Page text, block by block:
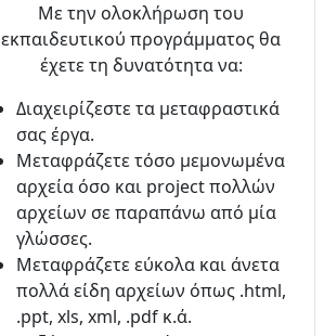
Με την ολοκλήρωση του
εκπαιδευτικού προγράμματος θα
έχετε τη δυνατότητα να:
Διαχειρίζεστετα μεταφραστικά
σας έργα.
Μεταφράζετετόσο μεμονωμένα
αρχεία όσο και project πολλών
αρχείων σε παραπάνω από μία
γλώσσες.
Μεταφράζετε εύκολα και άνετα
πολλά είδη αρχείων όπως .html,
.ppt, xls, xml, .pdf κ.ά.